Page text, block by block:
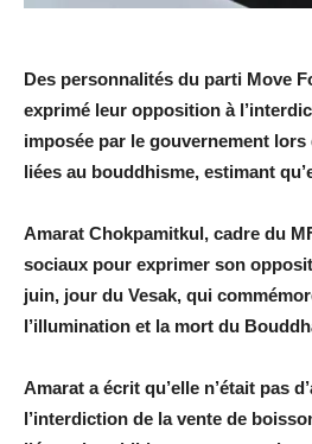
Des personnalités du parti Move
exprimé leur opposition à
imposée par le gouvernement lors
liées au bouddhisme, estimant
Amarat Chokpamitkul, cadre du
sociaux pour exprimer son
juin, jour du Vesak, qui
l’illumination et la mort du
Amarat a écrit qu’elle n’était pas
l’interdiction de la vente de